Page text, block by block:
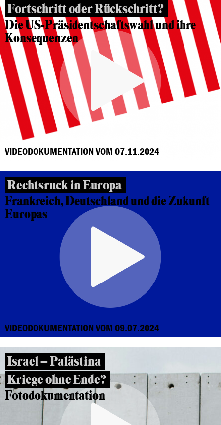
Fortschritt oder Rückschritt?
Die US-Präsidentschaftswahl und ihre
Konsequenzen
VIDEODOKUMENTATION VOM 07.11.2024
Rechtsruck in Europa
Frankreich, Deutschland und die Zukunft
Europas
VIDEODOKUMENTATION VOM 09.07.2024
Israel – Palästina
Kriege ohne Ende?
Fotodokumentation